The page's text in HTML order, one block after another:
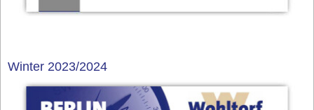
Winter 2023/2024